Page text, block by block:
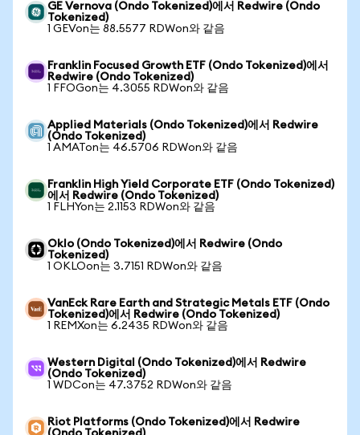
GE Vernova (Ondo Tokenized)에서 Redwire (Ondo
Tokenized)
1 GEVon는 88.5577 RDWon와 같음
Franklin Focused Growth ETF (Ondo Tokenized)에서
Redwire (Ondo Tokenized)
1 FFOGon는 4.3055 RDWon와 같음
Applied Materials (Ondo Tokenized)에서 Redwire
(Ondo Tokenized)
1 AMATon는 46.5706 RDWon와 같음
Franklin High Yield Corporate ETF (Ondo Tokenized)
에서 Redwire (Ondo Tokenized)
1 FLHYon는 2.1153 RDWon와 같음
Oklo (Ondo Tokenized)에서 Redwire (Ondo
Tokenized)
1 OKLOon는 3.7151 RDWon와 같음
VanEck Rare Earth and Strategic Metals ETF (Ondo
Tokenized)에서 Redwire (Ondo Tokenized)
1 REMXon는 6.2435 RDWon와 같음
Western Digital (Ondo Tokenized)에서 Redwire
(Ondo Tokenized)
1 WDCon는 47.3752 RDWon와 같음
Riot Platforms (Ondo Tokenized)에서 Redwire